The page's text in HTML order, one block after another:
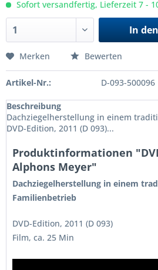
Sofort versandfertig, Lieferzeit 7 -
In den
Merken Bewerten
Artikel-Nr.: D-093-500096
Beschreibung
Dachziegelherstellung in einem
DVD-Edition, 2011 (D 093)...
Produktinformationen
Alphons Meyer"
Dachziegelherstellung in einem
Familienbetrieb
DVD-Edition, 2011 (D 093)
Film, ca. 25 Min